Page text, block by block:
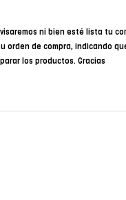
ni bien esté lista tu
de compra, indicando
los productos. Gracias